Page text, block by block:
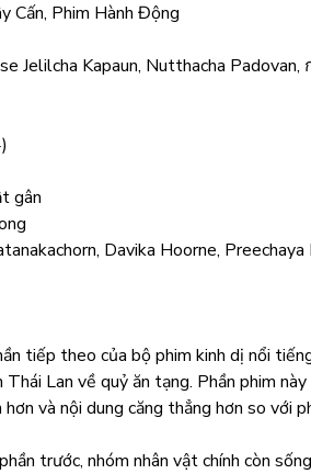
Cấn, Phim Hành Động
Jelilcha Kapaun, Nutthacha
gân
Davika Hoorne,
tiếp theo của bộ phim kinh dị nổi
Lan về quỷ ăn tạng. Phần phim
và nội dung căng thẳng hơn so với
trước, nhóm nhân vật chính còn